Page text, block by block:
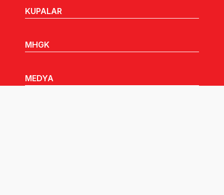
KUPALAR
MHGK
MEDYA